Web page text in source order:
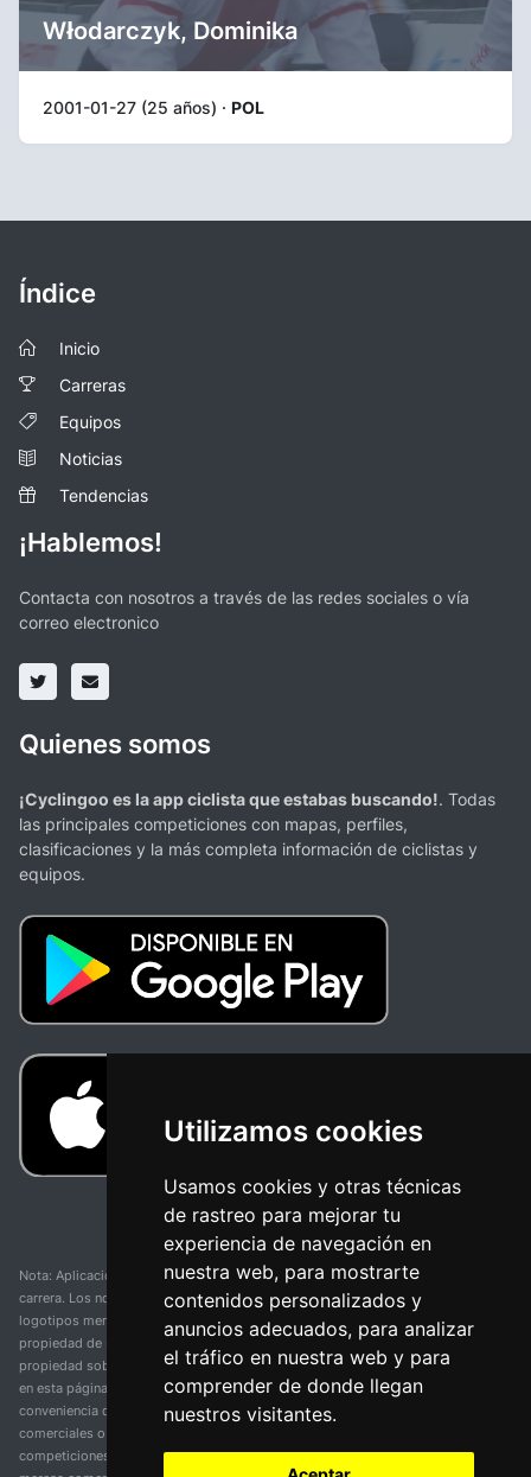
Utilizamos cookies
Usamos cookies y otras técnicas
de rastreo para mejorar tu
experiencia de navegación en
nuestra web, para mostrarte
contenidos personalizados y
anuncios adecuados, para analizar
el tráfico en nuestra web y para
comprender de donde llegan
nuestros visitantes.
Włodarczyk, Dominika
2001-01-27 (25 años) · POL
Índice
Inicio
Carreras
Equipos
Noticias
Tendencias
¡Hablemos!
Contacta con nosotros a través de las redes sociales o vía
correo electronico
Quienes somos
¡Cyclingoo es la app ciclista que estabas buscando!. Todas
las principales competiciones con mapas, perfiles,
clasificaciones y la más completa información de ciclistas y
equipos.
Nota: Aplicación y web no oficial y no relacionada con ninguna organización o
carrera. Los nombres de equipos, competiciones, marcas comerciales y
logotipos mencionados en esta página de resultados de ciclismo son
propiedad de sus respectivos dueños. No tenemos afiliación, patrocinio ni
propiedad sobre estas marcas comerciales. Toda la información proporcionada
en esta página se presenta únicamente con fines informativos y para la
conveniencia de nuestros usuarios. Cualquier uso de nombres, marcas
comerciales o logotipos tiene el único propósito de identificar equipos y
competiciones y no implica asociación o respaldo. Todos los derechos de las